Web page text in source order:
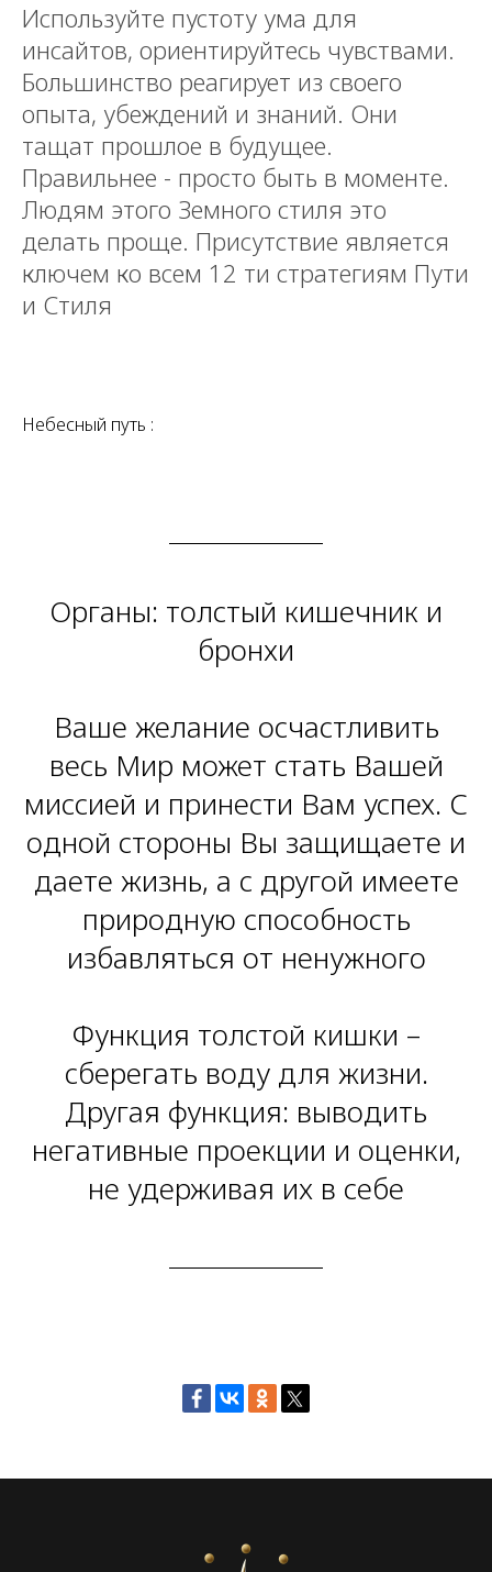
Используйте пустоту ума для
инсайтов, ориентируйтесь чувствами.
Большинство реагирует из своего
опыта, убеждений и знаний. Они
тащат прошлое в будущее.
Правильнее - просто быть в моменте.
Людям этого Земного стиля это
делать проще. Присутствие является
ключем ко всем 12 ти стратегиям Пути
и Стиля
Небесный путь :
Органы: толстый кишечник и
бронхи
Ваше желание осчастливить
весь Мир может стать Вашей
миссией и принести Вам успех. С
одной стороны Вы защищаете и
даете жизнь, а с другой имеете
природную способность
избавляться от ненужного
Функция толстой кишки –
сберегать воду для жизни.
Другая функция: выводить
негативные проекции и оценки,
не удерживая их в себе